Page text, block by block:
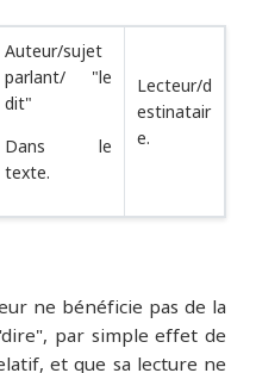
Auteur/sujet
parlant/ "le
dit"
Dans le
texte.
Lecteur/d
estinatair
e.
ne bénéficie pas de la
par simple effet de
et que sa lecture ne